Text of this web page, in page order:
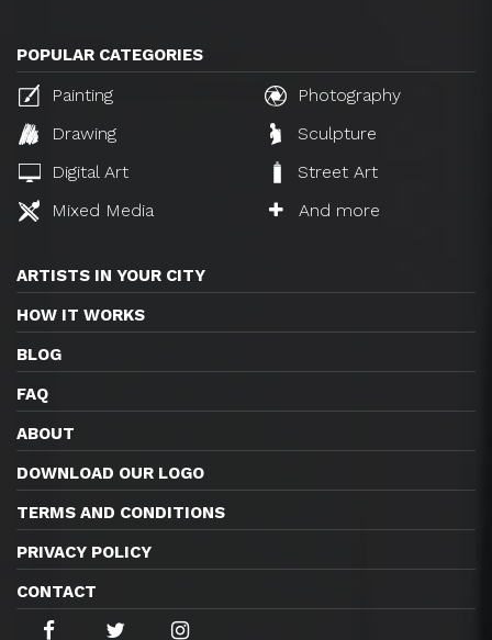
POPULAR CATEGORIES
Painting
Photography
Drawing
Sculpture
Digital Art
Street Art
Mixed Media
And more
ARTISTS IN YOUR CITY
HOW IT WORKS
BLOG
FAQ
ABOUT
DOWNLOAD OUR LOGO
TERMS AND CONDITIONS
PRIVACY POLICY
CONTACT